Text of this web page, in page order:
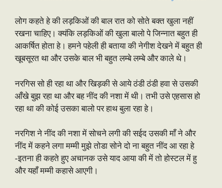
लोग कहते हे की लड़किओं की बाल रात को सोते बक्त खुला नहीं
रखना चाहिए। क्यंकि लड़किओं की खुला बालो पे जिन्नात बहुत ही
आकर्षित होता हे। हमने पहेली ही बताया की नेगीश देखने में बहुत ही
खूबसूरत था और उसके बाल भी बहुत लम्बे लम्बे और काले थे।
नरगिस सो ही रहा था और खिड़की से आये ठंडी ठंडी हवा से उसकी
आँखे बुझ रहा था और बह नींद की नशा में थी। तभी उसे एहसास हो
रहा था की कोई उसका बालो पर हाथ बुला रहा हे।
नरगिश ने नींद की नशा में सोचने लगी की सईद उसकी माँ ने और
नींद में कहने लगा मम्मी मुझे तोडा सोने दो ना बहुत नींद आ रहा हे
-इतना ही कहते हुए अचानक उसे याद आया की में तो होस्टल में हु
और यहाँ मम्मी कहासे आएगी।